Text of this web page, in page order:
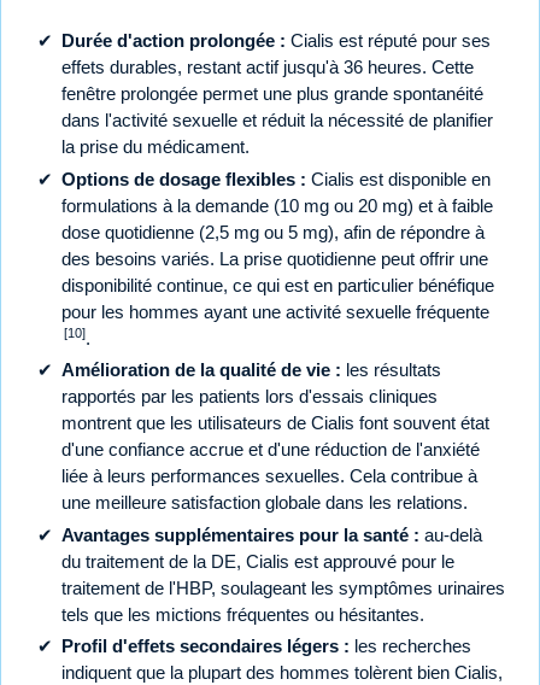
Durée d'action prolongée : Cialis est réputé pour ses
effets durables, restant actif jusqu'à 36 heures. Cette
fenêtre prolongée permet une plus grande spontanéité
dans l'activité sexuelle et réduit la nécessité de planifier
la prise du médicament.
Options de dosage flexibles : Cialis est disponible en
formulations à la demande (10 mg ou 20 mg) et à faible
dose quotidienne (2,5 mg ou 5 mg), afin de répondre à
des besoins variés. La prise quotidienne peut offrir une
disponibilité continue, ce qui est en particulier bénéfique
pour les hommes ayant une activité sexuelle fréquente
[10].
Amélioration de la qualité de vie : les résultats
rapportés par les patients lors d'essais cliniques
montrent que les utilisateurs de Cialis font souvent état
d'une confiance accrue et d'une réduction de l'anxiété
liée à leurs performances sexuelles. Cela contribue à
une meilleure satisfaction globale dans les relations.
Avantages supplémentaires pour la santé : au-delà
du traitement de la DE, Cialis est approuvé pour le
traitement de l'HBP, soulageant les symptômes urinaires
tels que les mictions fréquentes ou hésitantes.
Profil d'effets secondaires légers : les recherches
indiquent que la plupart des hommes tolèrent bien Cialis,